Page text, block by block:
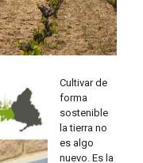
Cultivar de
forma
sostenible
la tierra no
es algo
nuevo. Es la